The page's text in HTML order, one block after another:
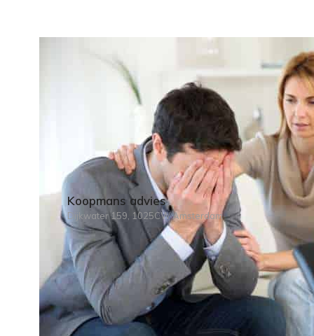
Koopmans advies
Dijkwater 159, 1025CW Amsterdam